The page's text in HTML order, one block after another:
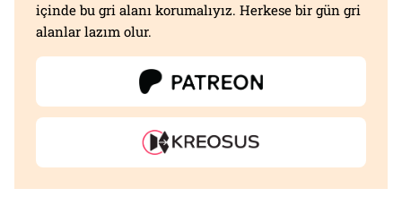
içinde bu gri alanı korumalıyız. Herkese bir gün gri
alanlar lazım olur.